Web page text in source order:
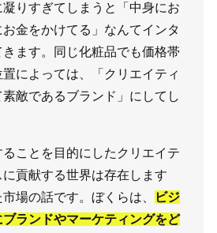
りすぎてしまうと「中身にお
金をかけてる」なんてインタ
ます。同じ化粧品でも価格帯
によっては、「クリエイティ
敵であるブランド」にしてし
ことを目的にしたクリエイテ
貢献する世界は存在します
場の話です。ぼくらは、
ビジ
ランドやマーケティングをど